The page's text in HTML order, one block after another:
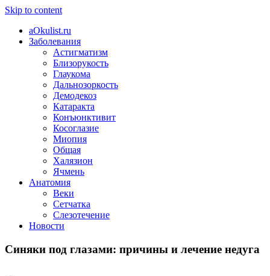
Skip to content
aOkulist.ru
Заболевания
Астигматизм
Близорукость
Глаукома
Дальнозоркость
Демодекоз
Катаракта
Конъюнктивит
Косоглазие
Миопия
Общая
Халязион
Ячмень
Анатомия
Веки
Сетчатка
Слезотечение
Новости
Синяки под глазами: причины и лечение недуга